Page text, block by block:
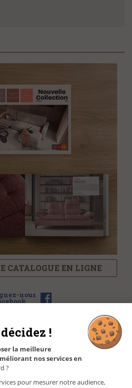
!
la meilleure
nos services en
?
pour mesurer notre audience,
CATALOGUE EN LIGNE
nous
MAGASINS
FAQ/CONTACT
PERSONNELLES